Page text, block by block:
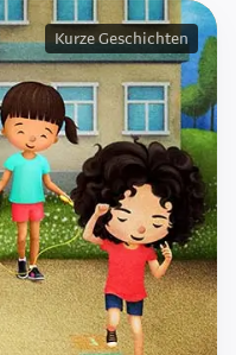
Kurze Geschichten